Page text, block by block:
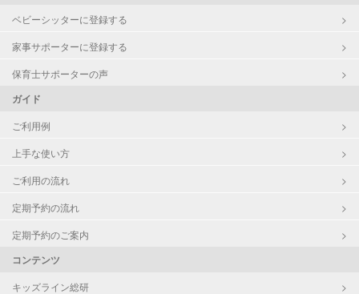
ベビーシッターに登録する
家事サポーターに登録する
保育士サポーターの声
ガイド
ご利用例
上手な使い方
ご利用の流れ
定期予約の流れ
定期予約のご案内
コンテンツ
キッズライン総研